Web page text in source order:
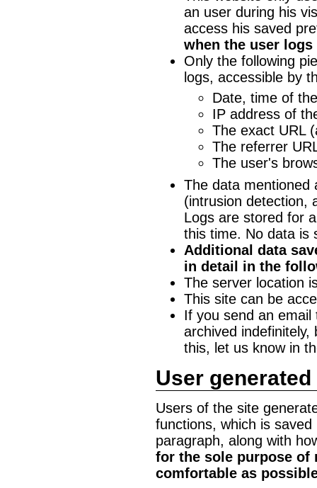
an user during his
access his saved
when the user logs
Only the following
logs, accessible by
Date, time of
IP address of
The exact URL
The referrer
The user's
The data mentioned
(intrusion detection,
Logs are stored for
this time. No data is
Additional data
in detail in the
The server location
This site can be
If you send an email
archived
this, let us know in
User generated
Users of the site
functions, which is
paragraph, along with
for the sole purpose of
comfortable as